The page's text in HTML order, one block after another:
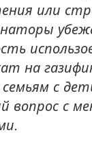
или
на
с
вопрос с